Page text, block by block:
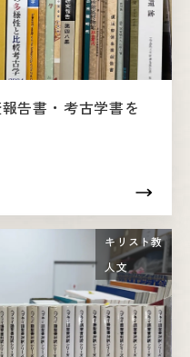
告書・考古学書を
キリスト教
人文